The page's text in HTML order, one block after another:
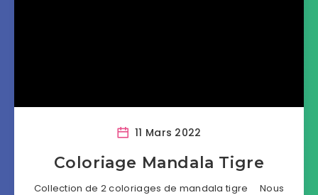
11 Mars 2022
Coloriage Mandala Tigre
Collection de 2 coloriages de mandala tigre Nous